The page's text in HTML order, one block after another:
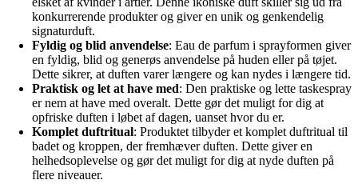
konkurrerende produkter og giver en unik og genkendelig
signaturduft.
Fyldig og blid anvendelse: Eau de parfum i sprayformen giver
en fyldig, blid og generøs anvendelse på huden eller på tøjet.
Dette sikrer, at duften varer længere og kan nydes i længere tid.
Praktisk og let at have med: Den praktiske og lette taskespray
er nem at have med overalt. Dette gør det muligt for dig at
opfriske duften i løbet af dagen, uanset hvor du er.
Komplet duftritual: Produktet tilbyder et komplet duftritual til
badet og kroppen, der fremhæver duften. Dette giver en
helhedsoplevelse og gør det muligt for dig at nyde duften på
flere niveauer.